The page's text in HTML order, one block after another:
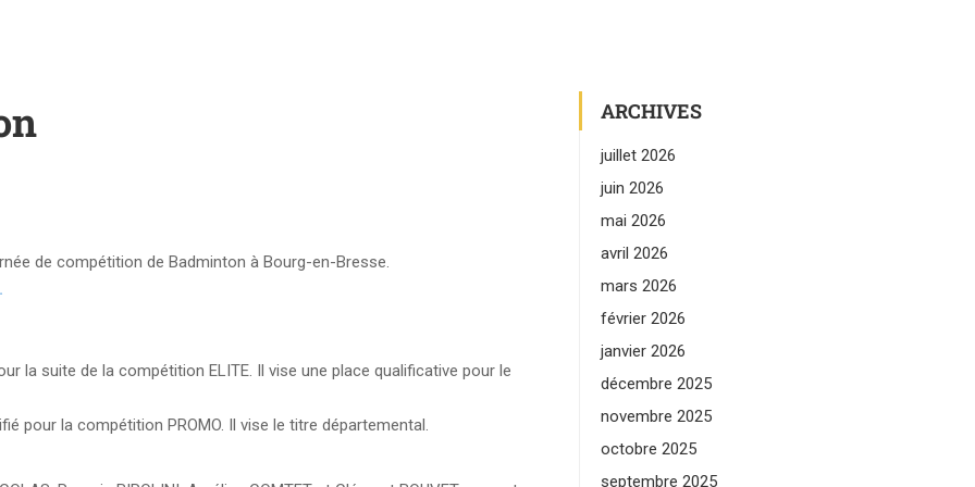
de compétition de Badminton à Bourg-en-Bresse.
la suite de la compétition ELITE. Il vise une place qualificative pour le
pour la compétition PROMO. Il vise le titre départemental.
ARCHIVES
juillet 2026
juin 2026
mai 2026
avril 2026
mars 2026
février 2026
janvier 2026
décembre 2025
novembre 2025
octobre 2025
septembre 2025